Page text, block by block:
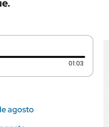
01:03
agosto